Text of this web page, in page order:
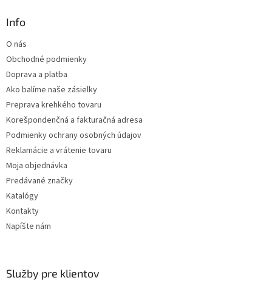
v
p
Info
O nás
Obchodné podmienky
Doprava a platba
Ako balíme naše zásielky
Preprava krehkého tovaru
Korešpondenčná a fakturačná adresa
Podmienky ochrany osobných údajov
Reklamácie a vrátenie tovaru
Moja objednávka
Predávané značky
Katalógy
Kontakty
Napíšte nám
Služby pre klientov